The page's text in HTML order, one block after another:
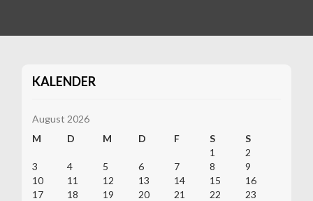
KALENDER
August 2026
M
D M D F S
S
1
2
3
4 5 6 7 8
9
10
11 12 13 14 15
16
17
18 19 20 21 22
23